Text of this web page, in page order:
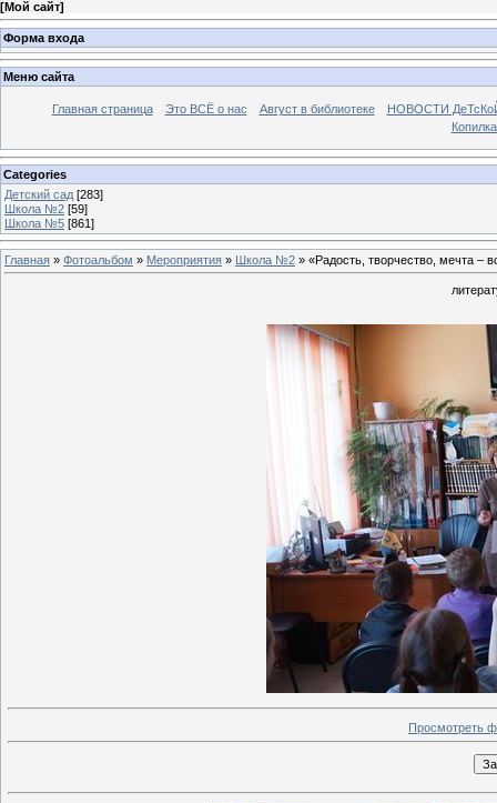
[Мой сайт]
Форма входа
Меню сайта
Главная страница Это ВСЁ о нас Август в библиотеке
НОВОСТИ
Categories
Детский сад [283]
Школа №2 [59]
Школа №5 [861]
Главная » Фотоальбом » Мероприятия » Школа №2 » «Радость, творчество, мечта –
Просмотреть